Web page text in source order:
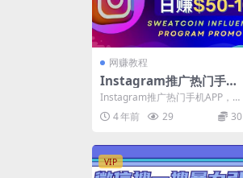
网赚教程
Instagram推广热门手机
APP，通过Sweatcoin In
fluencer Program赚
钱，日赚50-100美元
Instagram推广热门手机APP，
通过Sweatcoin Influence...
4 年前 29 30
VIP